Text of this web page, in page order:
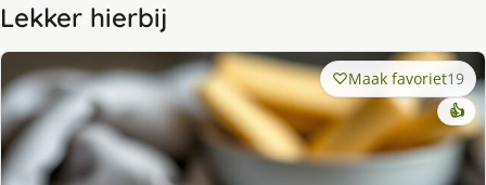
Lekker hierbij
Maak favoriet19
👍